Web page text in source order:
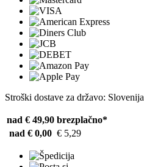
Stroški dostave za državo: Slovenija
nad € 49,90 brezplačno*
nad € 0,00 € 5,29